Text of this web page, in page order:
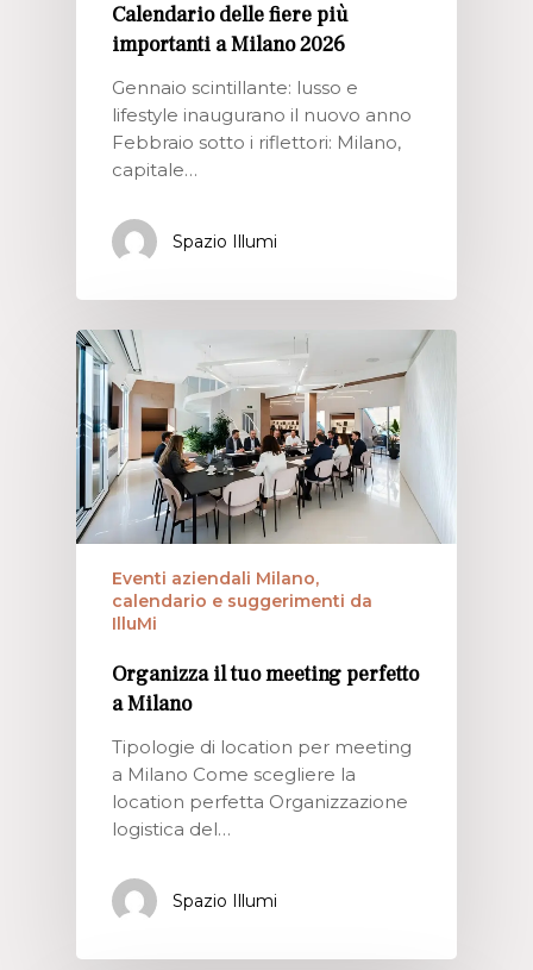
Calendario delle fiere più
importanti a Milano 2026
Gennaio scintillante: lusso e
lifestyle inaugurano il nuovo anno
Febbraio sotto i riflettori: Milano,
capitale…
Spazio Illumi
Eventi aziendali Milano,
calendario e suggerimenti da
IlluMi
Organizza il tuo meeting perfetto
a Milano
Tipologie di location per meeting
a Milano Come scegliere la
location perfetta Organizzazione
logistica del…
Spazio Illumi